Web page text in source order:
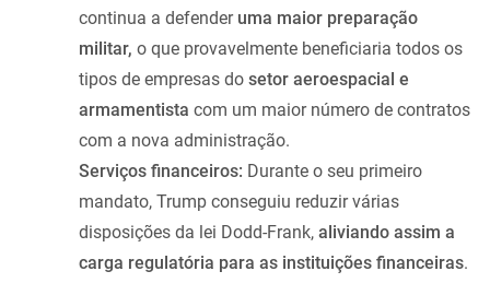
continua a defender uma maior preparação
militar, o que provavelmente beneficiaria todos os
tipos de empresas do setor aeroespacial e
armamentista com um maior número de contratos
com a nova administração.
Serviços financeiros: Durante o seu primeiro
mandato, Trump conseguiu reduzir várias
disposições da lei Dodd-Frank, aliviando assim a
carga regulatória para as instituições financeiras.